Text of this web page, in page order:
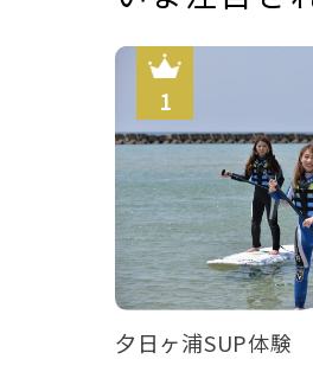
「木津温泉」を満喫≪
ビ≫
【冬・１日３組限定】
◆脂の乗った旬の寒ぶ
ース◆京都最古の掛け
津温泉」を満喫！≪京
≫
夕日ヶ浦SUP体験